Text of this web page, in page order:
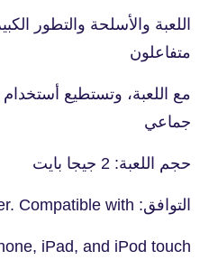
اللعبة والأسلحة والتطور
متفاعلون
مع اللعبة، وتستطيع
جماعي
حجم اللعبة: 2 جيجا بايت
التوافق: Requires iOS 9.0 or later. Compatible with
iPad, and iPod touch